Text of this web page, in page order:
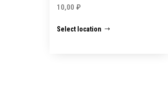
10,00 ₽
Select location